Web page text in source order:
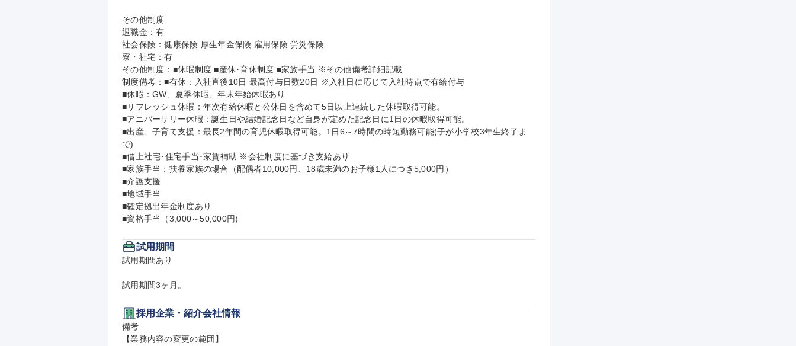
その他制度
退職金：有
社会保険：健康保険 厚生年金保険 雇用保険 労災保険
寮・社宅：有
その他制度：■休暇制度 ■産休･育休制度 ■家族手当 ※その他備考詳細記載
制度備考：■有休：入社直後10日 最高付与日数20日 ※入社日に応じて入社時点で有給付与
■休暇：GW、夏季休暇、年末年始休暇あり
■リフレッシュ休暇：年次有給休暇と公休日を含めて5日以上連続した休暇取得可能。
■アニバーサリー休暇：誕生日や結婚記念日など自身が定めた記念日に1日の休暇取得可能。
■出産、子育て支援：最長2年間の育児休暇取得可能。1日6～7時間の時短勤務可能(子が小学校3年生終了ま
で)
■借上社宅･住宅手当･家賃補助 ※会社制度に基づき支給あり
■家族手当：扶養家族の場合（配偶者10,000円、18歳未満のお子様1人につき5,000円）
■介護支援
■地域手当
■確定拠出年金制度あり
■資格手当（3,000～50,000円)
試用期間
試用期間あり
試用期間3ヶ月。
採用企業・紹介会社情報
備考
【業務内容の変更の範囲】